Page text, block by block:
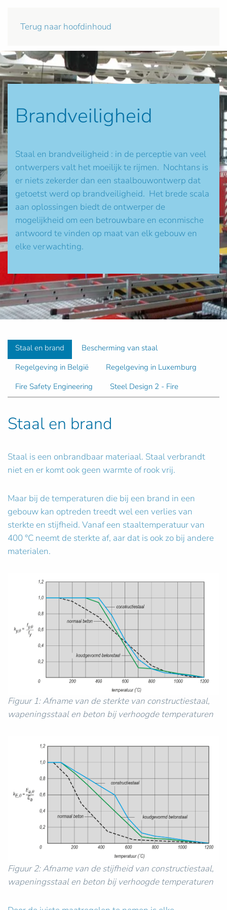
Terug naar hoofdinhoud
Brandveiligheid
Staal en brandveiligheid : in de perceptie van veel
ontwerpers valt het moeilijk te rijmen. Nochtans is
er niets zekerder dan een staalbouwontwerp dat
getoetst werd op brandveiligheid. Het brede scala
aan oplossingen biedt de ontwerper de
mogelijkheid om een betrouwbare en econmische
antwoord te vinden op maat van elk gebouw en
elke verwachting.
Staal en brand
Bescherming van staal
Regelgeving in België
Regelgeving in Luxemburg
Fire Safety Engineering
Steel Design 2 - Fire
Staal en brand
Staal is een onbrandbaar materiaal. Staal verbrandt
niet en er komt ook geen warmte of rook vrij.
Maar bij de temperaturen die bij een brand in een
gebouw kan optreden treedt wel een verlies van
sterkte en stijfheid. Vanaf een staaltemperatuur van
400 °C neemt de sterkte af, aar dat is ook zo bij andere
materialen.
Figuur 1: Afname van de sterkte van constructiestaal,
wapeningsstaal en beton bij verhoogde temperaturen
Figuur 2: Afname van de stijfheid van constructiestaal,
wapeningsstaal en beton bij verhoogde temperaturen